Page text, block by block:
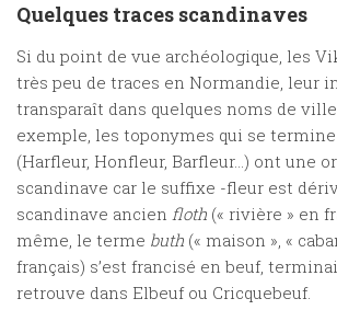
Quelques traces scandinaves
Si du point de vue archéologique, les
très peu de traces en Normandie, leur
transparaît dans quelques noms de
exemple, les toponymes qui se
(Harfleur, Honfleur, Barfleur…) ont une
scandinave car le suffixe -fleur est
scandinave ancien floth (« rivière » en
même, le terme buth (« maison », «
français) s’est francisé en beuf,
retrouve dans Elbeuf ou Cricquebeuf.